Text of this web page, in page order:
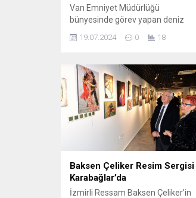
Van Emniyet Müdürlüğü
bünyesinde görev yapan deniz
polisleri, Van Gölü’nde boğulma
vakalarını önlemek ve vatandaşları
görevine çıkıyor. Edremit ilçesinde
konuşlu Gemi Adamları ve Seyir
Hizmetleri Büro Amirliği ile Su Altı
Grup Amirliğinde görevli 18 kişilik
ekip, 2001’den bu yana Van, Ağrı,
Hakkari ve Iğdır’da arama
19.07.2024 0 18
Baksen Çeliker Resim Sergisi
Karabağlar’da
İzmirli Ressam Baksen Çeliker’in